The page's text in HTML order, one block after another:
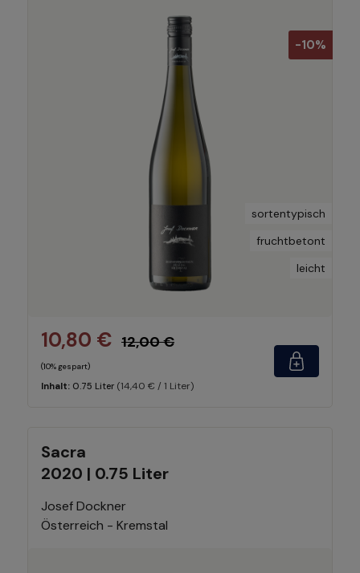
-10%
sortentypisch
fruchtbetont
leicht
10,80 € 12,00 €
(10% gespart)
Inhalt: 0.75 Liter (14,40 € / 1 Liter)
Sacra
2020 | 0.75 Liter
Josef Dockner
Österreich - Kremstal